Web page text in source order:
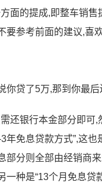
面的提成,即整车销
要参考前面的建议,喜
贷了5万,那到你最
还银行本金部分即可
免息贷款方式”,这
分则全部由经销商
种是“13个月免息贷